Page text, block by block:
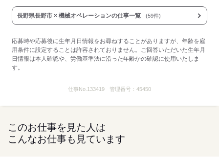
応募する
長野県長野市 × 機械オペレーションの仕事一覧 (59件)
応募時や応募後に生年月日情報をお尋ねすることがありますが、年齢を雇
用条件に設定することは許容されておりません。ご回答いただいた生年月
日情報は本人確認や、労働基準法に沿った年齢かの確認に使用いたしま
す。
仕事No. 133419 管理番号： 45450
このお仕事を見た人は
こんなお仕事も見ています